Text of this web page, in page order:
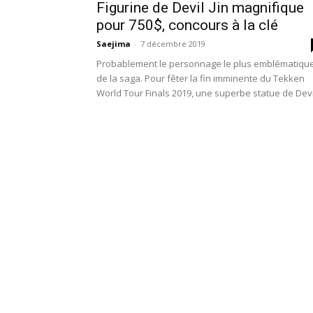
Figurine de Devil Jin magnifique
pour 750$, concours à la clé
Saejima - 7 décembre 2019
Probablement le personnage le plus
de la saga. Pour fêter la fin imminente du Tekken
World Tour Finals 2019, une superbe statue de